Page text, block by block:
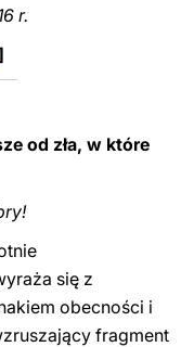
r.
od zła, w które
się z
obecności i
fragment